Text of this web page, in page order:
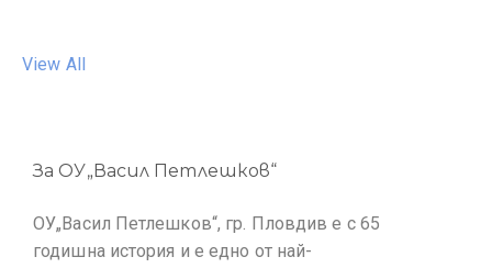
View All
За ОУ„Васил Петлешков“
ОУ„Васил Петлешков“, гр. Пловдив е с 65
годишна история и е едно от най-